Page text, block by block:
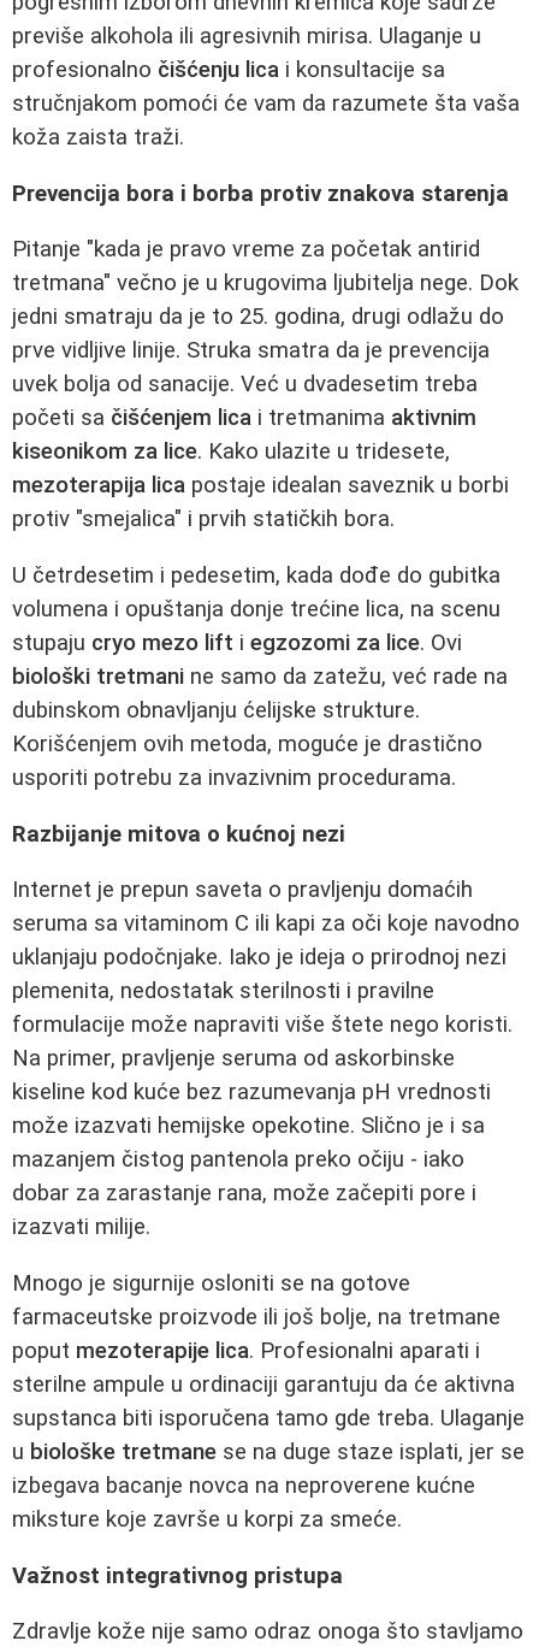
previše alkohola ili agresivnih mirisa. Ulaganje u
profesionalno čišćenju lica i konsultacije sa
stručnjakom pomoći će vam da razumete šta vaša
koža zaista traži.
Prevencija bora i borba protiv znakova starenja
Pitanje "kada je pravo vreme za početak antirid
tretmana" večno je u krugovima ljubitelja nege. Dok
jedni smatraju da je to 25. godina, drugi odlažu do
prve vidljive linije. Struka smatra da je prevencija
uvek bolja od sanacije. Već u dvadesetim treba
početi sa čišćenjem lica i tretmanima aktivnim
kiseonikom za lice. Kako ulazite u tridesete,
mezoterapija lica postaje idealan saveznik u borbi
protiv "smejalica" i prvih statičkih bora.
U četrdesetim i pedesetim, kada dođe do gubitka
volumena i opuštanja donje trećine lica, na scenu
stupaju cryo mezo lift i egzozomi za lice. Ovi
biološki tretmani ne samo da zatežu, već rade na
dubinskom obnavljanju ćelijske strukture.
Korišćenjem ovih metoda, moguće je drastično
usporiti potrebu za invazivnim procedurama.
Razbijanje mitova o kućnoj nezi
Internet je prepun saveta o pravljenju domaćih
seruma sa vitaminom C ili kapi za oči koje navodno
uklanjaju podočnjake. Iako je ideja o prirodnoj nezi
plemenita, nedostatak sterilnosti i pravilne
formulacije može napraviti više štete nego koristi.
Na primer, pravljenje seruma od askorbinske
kiseline kod kuće bez razumevanja pH vrednosti
može izazvati hemijske opekotine. Slično je i sa
mazanjem čistog pantenola preko očiju - iako
dobar za zarastanje rana, može začepiti pore i
izazvati milije.
Mnogo je sigurnije osloniti se na gotove
farmaceutske proizvode ili još bolje, na tretmane
poput mezoterapije lica. Profesionalni aparati i
sterilne ampule u ordinaciji garantuju da će aktivna
supstanca biti isporučena tamo gde treba. Ulaganje
u biološke tretmane se na duge staze isplati, jer se
izbegava bacanje novca na neproverene kućne
miksture koje završe u korpi za smeće.
Važnost integrativnog pristupa
Zdravlje kože nije samo odraz onoga što stavljamo